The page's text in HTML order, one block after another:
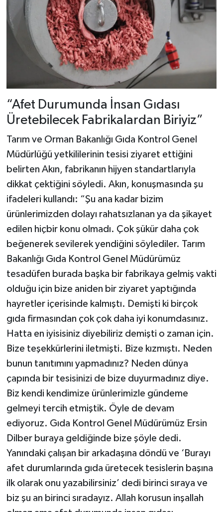
“Afet Durumunda İnsan Gıdası
Üretebilecek Fabrikalardan Biriyiz”
Tarım ve Orman Bakanlığı Gıda Kontrol Genel
Müdürlüğü yetkililerinin tesisi ziyaret ettiğini
belirten Akın, fabrikanın hijyen standartlarıyla
dikkat çektiğini söyledi. Akın, konuşmasında şu
ifadeleri kullandı: “Şu ana kadar bizim
ürünlerimizden dolayı rahatsızlanan ya da şikayet
edilen hiçbir konu olmadı. Çok şükür daha çok
beğenerek sevilerek yendiğini söylediler. Tarım
Bakanlığı Gıda Kontrol Genel Müdürümüz
tesadüfen burada başka bir fabrikaya gelmiş vakti
olduğu için bize aniden bir ziyaret yaptığında
hayretler içerisinde kalmıştı. Demişti ki birçok
gıda firmasından çok çok daha iyi konumdasınız.
Hatta en iyisisiniz diyebiliriz demişti o zaman için.
Bize teşekkürlerini iletmişti. Bize kızmıştı. Neden
bunun tanıtımını yapmadınız? Neden dünya
çapında bir tesisinizi de bize duyurmadınız diye.
Biz kendi kendimize ürünlerimizle gündeme
gelmeyi tercih etmiştik. Öyle de devam
ediyoruz. Gıda Kontrol Genel Müdürümüz Ersin
Dilber buraya geldiğinde bize şöyle dedi.
Yanındaki çalışan bir arkadaşına döndü ve ‘Burayı
afet durumlarında gıda üretecek tesislerin başına
ilk olarak onu yazabilirsiniz’ dedi birinci sıraya ve
biz şu an birinci sıradayız. Allah korusun inşallah